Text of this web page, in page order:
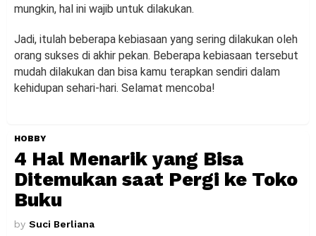
mungkin, hal ini wajib untuk dilakukan.
Jadi, itulah beberapa kebiasaan yang sering dilakukan oleh
orang sukses di akhir pekan. Beberapa kebiasaan tersebut
mudah dilakukan dan bisa kamu terapkan sendiri dalam
kehidupan sehari-hari. Selamat mencoba!
HOBBY
4 Hal Menarik yang Bisa
Ditemukan saat Pergi ke Toko
Buku
by Suci Berliana